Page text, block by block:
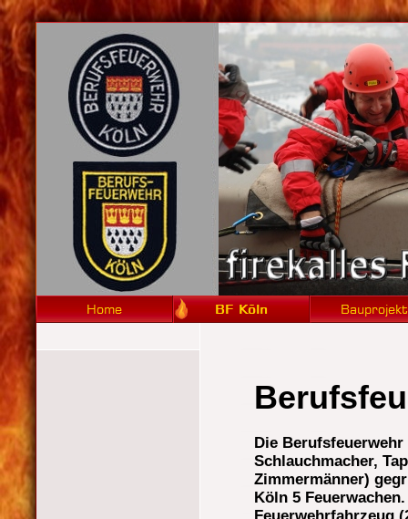
Die
Schlauchmacher,
Zimmermänner)
Köln 5